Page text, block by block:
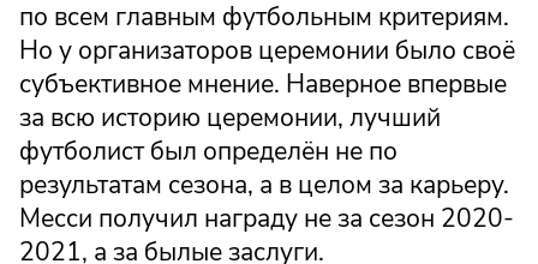
по всем главным футбольным критериям.
Но у организаторов церемонии было своё
субъективное мнение. Наверное впервые
за всю историю церемонии, лучший
футболист был определён не по
результатам сезона, а в целом за карьеру.
Месси получил награду не за сезон 2020-
2021, а за былые заслуги.